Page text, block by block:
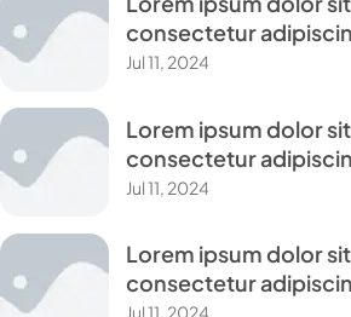
consectetur
Jul 11, 2024
Lorem ipsum dolor
consectetur
Jul 11, 2024
Lorem ipsum dolor
consectetur
Jul 11, 2024